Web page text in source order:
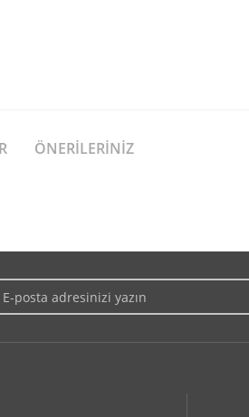
ÖNERILERINIZ